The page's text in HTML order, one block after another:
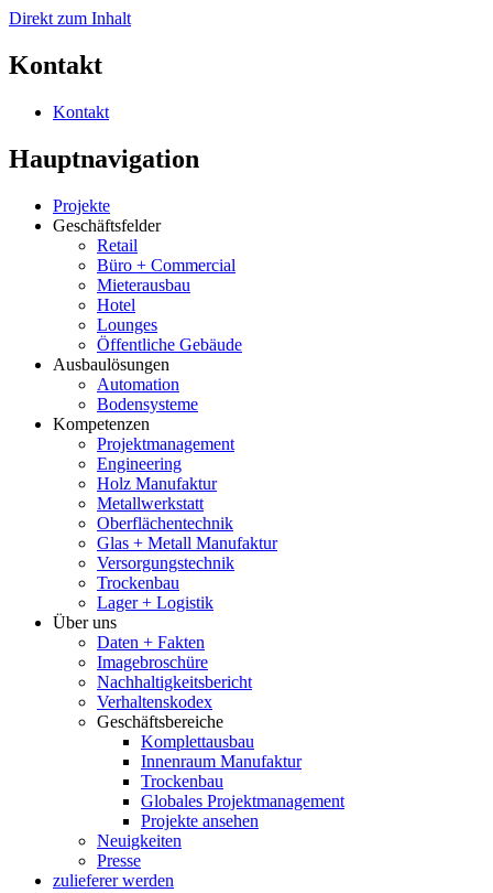
Direkt zum Inhalt
Kontakt
Kontakt
Hauptnavigation
Projekte
Geschäftsfelder
Retail
Büro + Commercial
Mieterausbau
Hotel
Lounges
Öffentliche Gebäude
Ausbaulösungen
Automation
Bodensysteme
Kompetenzen
Projektmanagement
Engineering
Holz Manufaktur
Metallwerkstatt
Oberflächentechnik
Glas + Metall Manufaktur
Versorgungstechnik
Trockenbau
Lager + Logistik
Über uns
Daten + Fakten
Imagebroschüre
Nachhaltigkeitsbericht
Verhaltenskodex
Geschäftsbereiche
Komplettausbau
Innenraum Manufaktur
Trockenbau
Globales Projektmanagement
Projekte ansehen
Neuigkeiten
Presse
zulieferer werden